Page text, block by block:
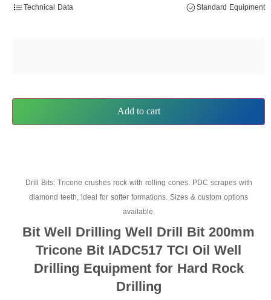
Technical Data Standard Equipment
Add to cart
Drill Bits: Tricone crushes rock with rolling cones. PDC scrapes with
diamond teeth, ideal for softer formations. Sizes & custom options
available.
Bit Well Drilling Well Drill Bit 200mm
Tricone Bit IADC517 TCI Oil Well
Drilling Equipment for Hard Rock
Drilling